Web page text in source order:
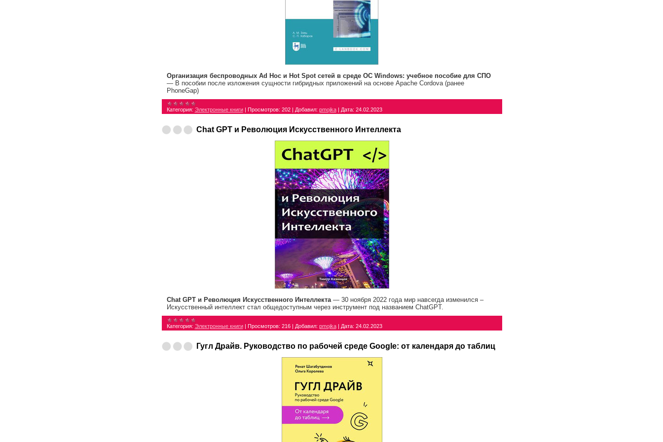
Организация беспроводных Ad Hoc и Hot Spot сетей в среде ОС Windows: учебное пособие для СПО
— В пособии после изложения сущности гибридных приложений на основе Apache Cordova (ранее
PhoneGap)
Категория: Электронные книги | Просмотров: 202 | Добавил: pmojka | Дата: 24.02.2023
Chat GPT и Революция Искусственного Интеллекта
Chat GPT и Революция Искусственного Интеллекта— 30 ноября 2022 года мир навсегда изменился –
Искусственный интеллект стал общедоступным через инструмент под названием ChatGPT.
Категория: Электронные книги | Просмотров: 216 | Добавил: pmojka | Дата: 24.02.2023
Гугл Драйв. Руководство по рабочей среде Google: от календаря до таблиц